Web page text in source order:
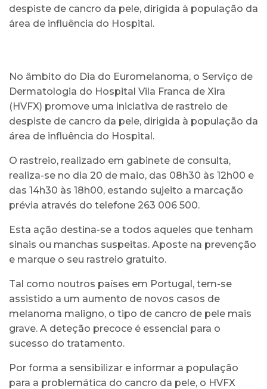
despiste de cancro da pele, dirigida à população da
área de influência do Hospital.
No âmbito do Dia do Euromelanoma, o Serviço de
Dermatologia do Hospital Vila Franca de Xira
(HVFX) promove uma iniciativa de rastreio de
despiste de cancro da pele, dirigida à população da
área de influência do Hospital.
O rastreio, realizado em gabinete de consulta,
realiza-se no dia 20 de maio, das 08h30 às 12h00 e
das 14h30 às 18h00, estando sujeito a marcação
prévia através do telefone 263 006 500.
Esta ação destina-se a todos aqueles que tenham
sinais ou manchas suspeitas. Aposte na prevenção
e marque o seu rastreio gratuito.
Tal como noutros países em Portugal, tem-se
assistido a um aumento de novos casos de
melanoma maligno, o tipo de cancro de pele mais
grave. A deteção precoce é essencial para o
sucesso do tratamento.
Por forma a sensibilizar e informar a população
para a problemática do cancro da pele, o HVFX